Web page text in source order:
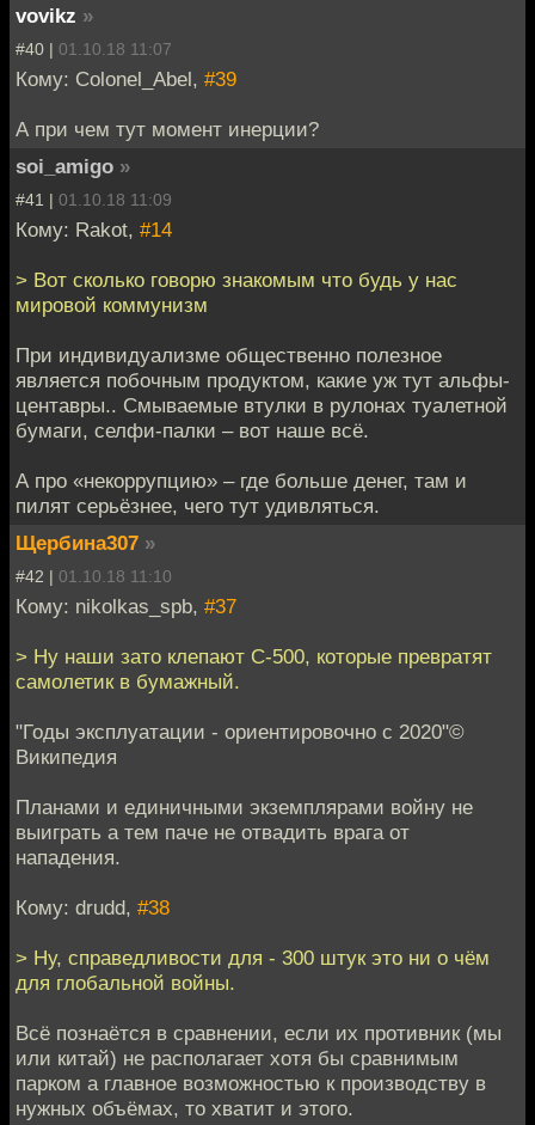
vovikz »
#40 | 01.10.18 11:07
Кому: Colonel_Abel, #39
А при чем тут момент инерции?
soi_amigo »
#41 | 01.10.18 11:09
Кому: Rakot, #14
> Вот сколько говорю знакомым что будь у нас
мировой коммунизм
При индивидуализме общественно полезное
является побочным продуктом, какие уж тут альфы-
центавры.. Смываемые втулки в рулонах туалетной
бумаги, селфи-палки – вот наше всё.
А про «некоррупцию» – где больше денег, там и
пилят серьёзнее, чего тут удивляться.
Щербина307 »
#42 | 01.10.18 11:10
Кому: nikolkas_spb, #37
> Ну наши зато клепают С-500, которые превратят
самолетик в бумажный.
"Годы эксплуатации - ориентировочно с 2020"©
Википедия
Планами и единичными экземплярами войну не
выиграть а тем паче не отвадить врага от
нападения.
Кому: drudd, #38
> Ну, справедливости для - 300 штук это ни о чём
для глобальной войны.
Всё познаётся в сравнении, если их противник (мы
или китай) не располагает хотя бы сравнимым
парком а главное возможностью к производству в
нужных объёмах, то хватит и этого.